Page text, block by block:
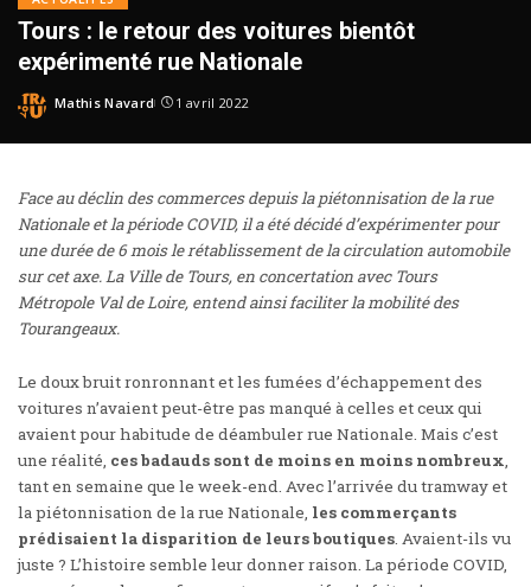
Tours : le retour des voitures bientôt
expérimenté rue Nationale
Mathis Navard 1 avril 2022
Face au déclin des commerces depuis la piétonnisation de la rue
Nationale et la période COVID, il a été décidé d’expérimenter pour
une durée de 6 mois le rétablissement de la circulation automobile
sur cet axe. La Ville de Tours, en concertation avec Tours
Métropole Val de Loire, entend ainsi faciliter la mobilité des
Tourangeaux.
Le doux bruit ronronnant et les fumées d’échappement des
voitures n’avaient peut-être pas manqué à celles et ceux qui
avaient pour habitude de déambuler rue Nationale. Mais c’est
une réalité, ces badauds sont de moins en moins nombreux
tant en semaine que le week-end. Avec l’arrivée du tramway et
la piétonnisation de la rue Nationale, les commerçants
prédisaient la disparition de leurs boutiques . Avaient-ils vu
juste ? L’histoire semble leur donner raison. La période COVID,